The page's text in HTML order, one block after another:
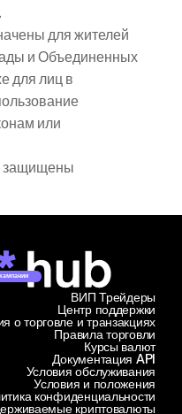
для жителей
и Объединенных
для лиц в
или
защищены
Центр поддержки
о торговле и транзакциях
ВИП Трейдеры
Правила торговли
Курсы валют
Документация API
Условия обслуживания
Условия и положения
конфиденциальности
криптовалюты